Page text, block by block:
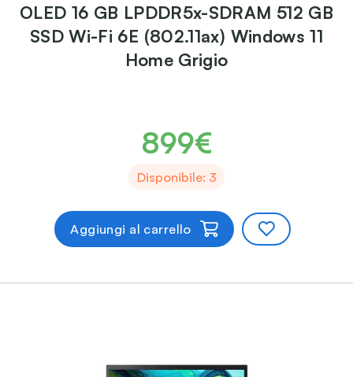
OLED 16 GB LPDDR5x-SDRAM 512 GB
SSD Wi-Fi 6E (802.11ax) Windows 11
Home Grigio
899€
Disponibile: 3
Aggiungi al carrello